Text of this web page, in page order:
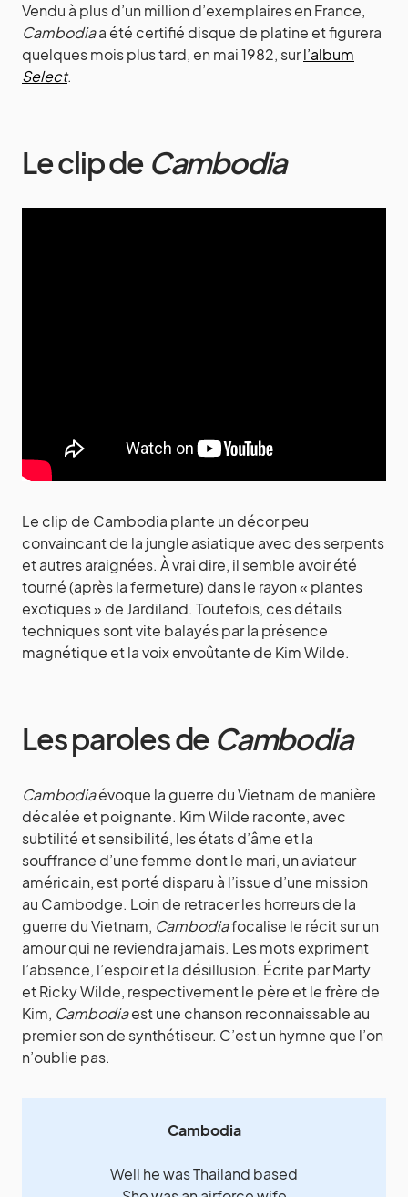
Vendu à plus d’un million d’exemplaires en France,
Cambodiaa été certifié disque de platine et figurera
quelques mois plus tard, en mai 1982, surl’album
Select.
Le clip de Cambodia
Le clip de Cambodia plante un décor peu
convaincant de la jungle asiatique avec des serpents
et autres araignées. À vrai dire, il semble avoir été
tourné (après la fermeture) dans le rayon « plantes
exotiques » de Jardiland. Toutefois, ces détails
techniques sont vite balayés par la présence
magnétique et la voix envoûtante de Kim Wilde.
Les paroles de Cambodia
Cambodiaévoque la guerre du Vietnam de manière
décalée et poignante. Kim Wilde raconte, avec
subtilité et sensibilité, les états d’âme et la
souffrance d’une femme dont le mari, un aviateur
américain, est porté disparu à l’issue d’une mission
au Cambodge. Loin de retracer les horreurs de la
guerre du Vietnam, Cambodiafocalise le récit sur un
amour qui ne reviendra jamais. Les mots expriment
l’absence, l’espoir et la désillusion. Écrite par Marty
et Ricky Wilde, respectivement le père et le frère de
Kim, Cambodiaest une chanson reconnaissable au
premier son de synthétiseur. C’est un hymne que l’on
n’oublie pas.
Cambodia
Well he was Thailand based